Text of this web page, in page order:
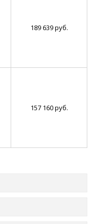
189 639 руб.
157 160 руб.